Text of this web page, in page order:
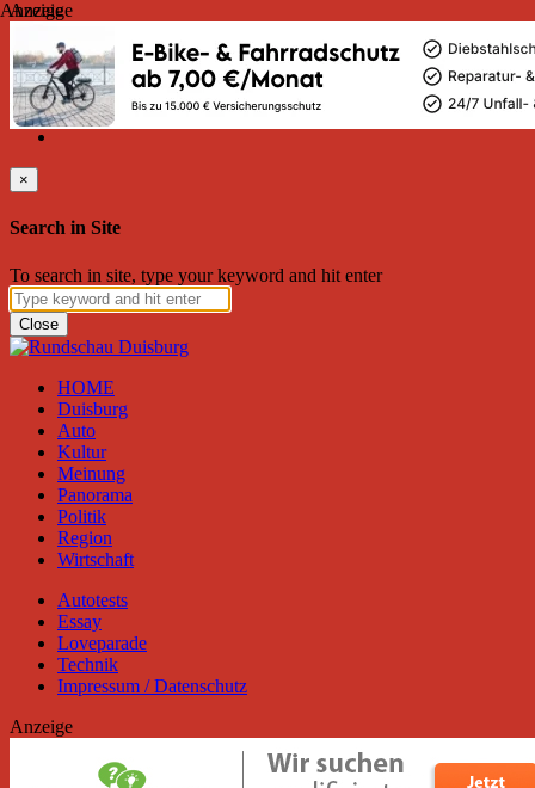
Donnerstag, August 06, 2026
Friend on Facebook Follow on Twitter
Subscribe to RSS
Search
×
Search in Site
To search in site, type your keyword and hit enter
Close
HOME
Duisburg
Auto
Kultur
Meinung
Panorama
Politik
Region
Wirtschaft
Autotests
Essay
Loveparade
Technik
Impressum / Datenschutz
Anzeige
Anzeige
Anzeige